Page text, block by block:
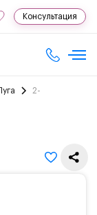
Консультация
2-